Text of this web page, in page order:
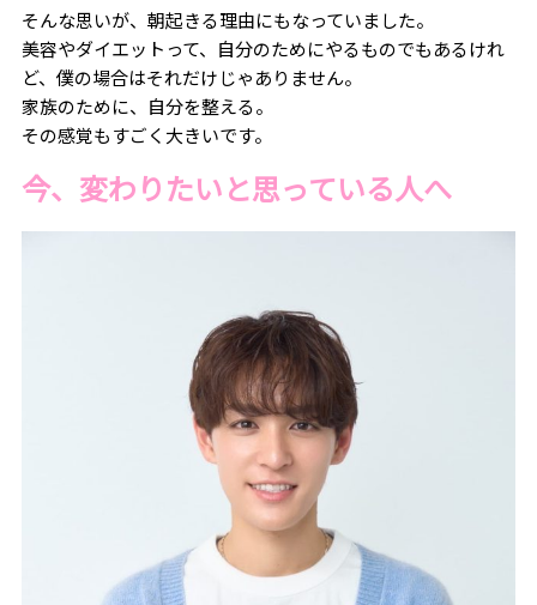
そんな思いが、朝起きる理由にもなっていました。
美容やダイエットって、自分のためにやるものでもあるけれ
ど、僕の場合はそれだけじゃありません。
家族のために、自分を整える。
その感覚もすごく大きいです。
今、変わりたいと思っている人へ